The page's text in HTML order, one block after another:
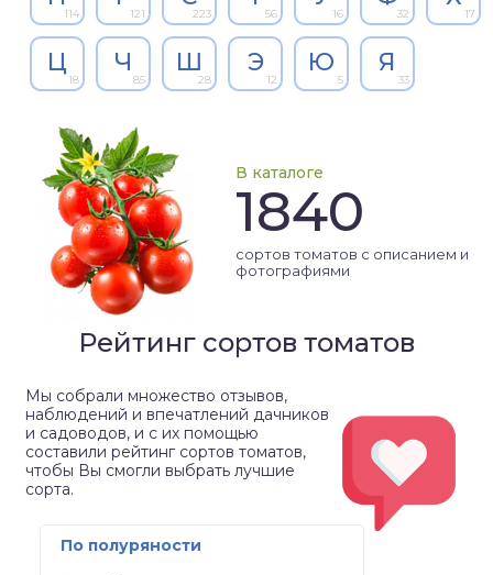
114 121 223 56 16 32 17
Ц
18
Ч
85
Ш
28
Э
12
Ю
5
Я
33
В каталоге
1840
сортов томатов с описанием и
фотографиями
Рейтинг сортов томатов
Мы собрали множество отзывов,
наблюдений и впечатлений дачников
и садоводов, и с их помощью
составили рейтинг сортов томатов,
чтобы Вы смогли выбрать лучшие
сорта.
По полуряности